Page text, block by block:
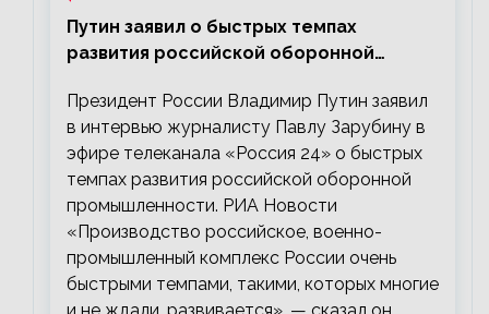
Путин заявил о быстрых темпах
развития российской оборонной
Президент России Владимир Путин заявил
в интервью журналисту Павлу Зарубину в
эфире телеканала «Россия 24» о быстрых
темпах развития российской оборонной
промышленности. РИА Новости
«Производство российское, военно-
промышленный комплекс России очень
быстрыми темпами, такими, которых многие